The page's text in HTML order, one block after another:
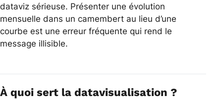
dataviz sérieuse. Présenter une évolution
mensuelle dans un camembert au lieu d’une
courbe est une erreur fréquente qui rend le
message illisible.
À quoi sert la datavisualisation ?